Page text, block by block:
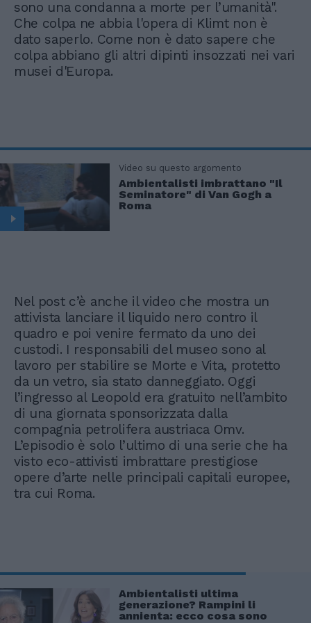
sono una condanna a morte per l’umanità".
Che colpa ne abbia l'opera di Klimt non è
dato saperlo. Come non è dato sapere che
colpa abbiano gli altri dipinti insozzati nei vari
musei d'Europa.
Video su questo argomento
Ambientalisti imbrattano "Il
Seminatore" di Van Gogh a
Roma
Nel post c’è anche il video che mostra un
attivista lanciare il liquido nero contro il
quadro e poi venire fermato da uno dei
custodi. I responsabili del museo sono al
lavoro per stabilire se Morte e Vita, protetto
da un vetro, sia stato danneggiato. Oggi
l’ingresso al Leopold era gratuito nell’ambito
di una giornata sponsorizzata dalla
compagnia petrolifera austriaca Omv.
L’episodio è solo l’ultimo di una serie che ha
visto eco-attivisti imbrattare prestigiose
opere d’arte nelle principali capitali europee,
tra cui Roma.
Ambientalisti ultima
generazione? Rampini li
annienta: ecco cosa sono